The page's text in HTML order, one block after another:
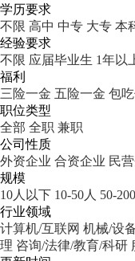
学历要求
不限 高中 中专 大专 本
经验要求
不限 应届毕业生 1年以
福利
三险一金 五险一金 包
职位类型
全部 全职 兼职
公司性质
外资企业 合资企业 民
规模
10人以下 10-50人 50-
行业领域
计算机/互联网 机械/设
理 咨询/法律/教育/科研